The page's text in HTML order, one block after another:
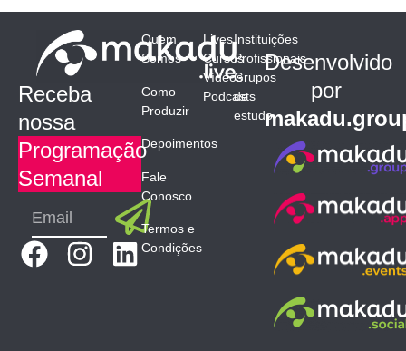
Receba
nossa
Programação
Semanal
Email Submit
F
I
L
Quem
Somos
Como
Produzir
Depoimentos
Fale
Conosco
Termos e
Condições
Lives
Cursos
Vídeos
Podcasts
Instituições
Profissionais
Grupos
de
estudo
Desenvolvido
por